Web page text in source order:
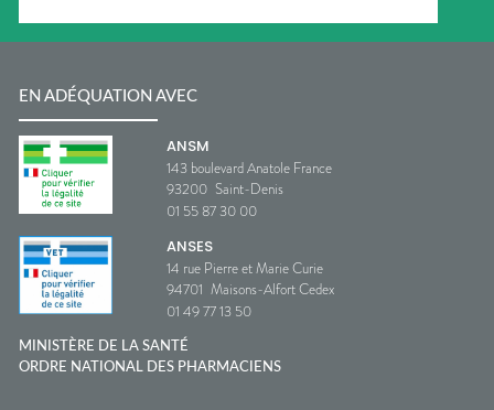
EN ADÉQUATION AVEC
ANSM
143 boulevard Anatole France
93200 Saint-Denis
01 55 87 30 00
ANSES
14 rue Pierre et Marie Curie
94701 Maisons-Alfort Cedex
01 49 77 13 50
MINISTÈRE DE LA SANTÉ
ORDRE NATIONAL DES PHARMACIENS